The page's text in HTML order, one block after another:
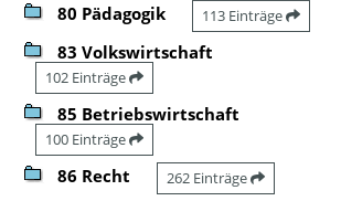
80 Pädagogik 113 Einträge
83 Volkswirtschaft
102 Einträge
85 Betriebswirtschaft
100 Einträge
86 Recht 262 Einträge